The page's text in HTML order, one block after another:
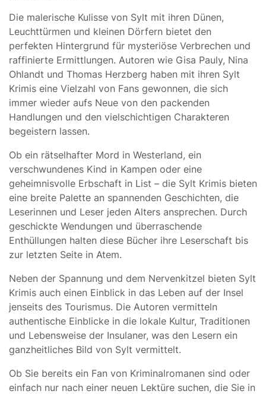
Die malerische Kulisse von Sylt mit ihren Dünen,
Leuchttürmen und kleinen Dörfern bietet den
perfekten Hintergrund für mysteriöse Verbrechen und
raffinierte Ermittlungen. Autoren wie Gisa Pauly, Nina
Ohlandt und Thomas Herzberg haben mit ihren Sylt
Krimis eine Vielzahl von Fans gewonnen, die sich
immer wieder aufs Neue von den packenden
Handlungen und den vielschichtigen Charakteren
begeistern lassen.
Ob ein rätselhafter Mord in Westerland, ein
verschwundenes Kind in Kampen oder eine
geheimnisvolle Erbschaft in List – die Sylt Krimis bieten
eine breite Palette an spannenden Geschichten, die
Leserinnen und Leser jeden Alters ansprechen. Durch
geschickte Wendungen und überraschende
Enthüllungen halten diese Bücher ihre Leserschaft bis
zur letzten Seite in Atem.
Neben der Spannung und dem Nervenkitzel bieten Sylt
Krimis auch einen Einblick in das Leben auf der Insel
jenseits des Tourismus. Die Autoren vermitteln
authentische Einblicke in die lokale Kultur, Traditionen
und Lebensweise der Insulaner, was den Lesern ein
ganzheitliches Bild von Sylt vermittelt.
Ob Sie bereits ein Fan von Kriminalromanen sind oder
einfach nur nach einer neuen Lektüre suchen, die Sie in